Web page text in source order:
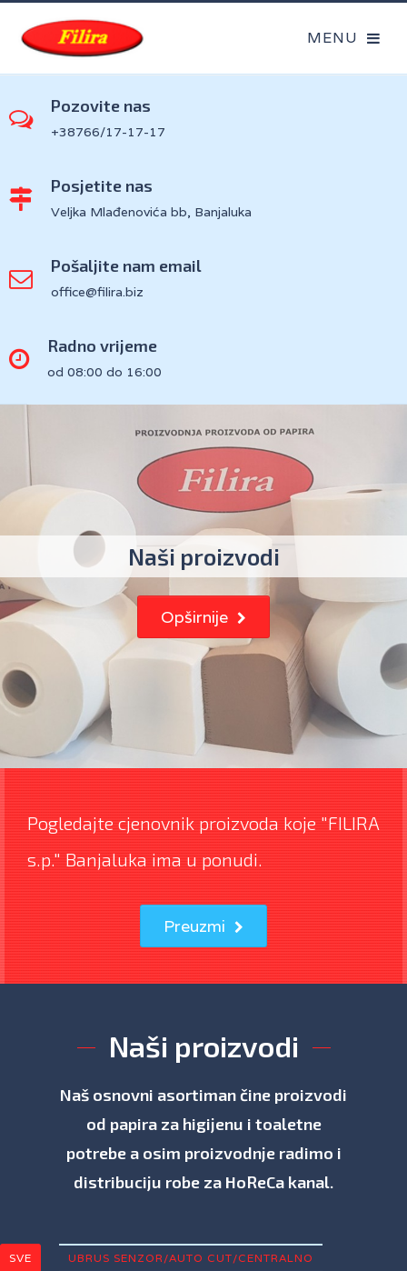
Pozovite nas
+38766/17-17-17
Posjetite nas
Veljka Mlađenovića bb, Banjaluka
Pošaljite nam email
office@filira.biz
Radno vrijeme
od 08:00 do 16:00
Naši proizvodi
Opširnije
Pogledajte cjenovnik proizvoda koje "FILIRA
s.p." Banjaluka ima u ponudi.
Preuzmi
Naši proizvodi
Naš osnovni asortiman čine proizvodi
od papira za higijenu i toaletne
potrebe a osim proizvodnje radimo i
distribuciju robe za HoReCa kanal.
SVE UBRUS SENZOR/AUTO CUT/CENTRALNO